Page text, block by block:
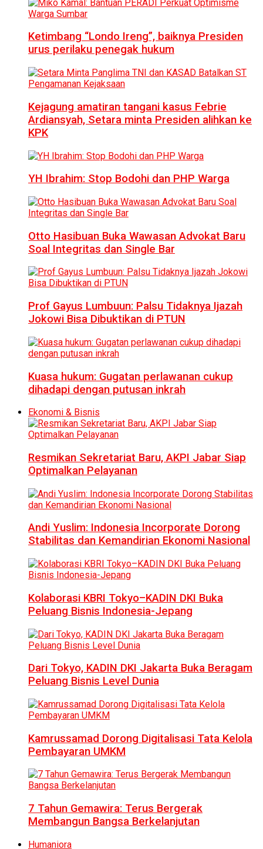
Ketimbang “Londo Ireng”, baiknya Presiden
urus perilaku penegak hukum
Kejagung amatiran tangani kasus Febrie
Ardiansyah, Setara minta Presiden alihkan ke
KPK
YH Ibrahim: Stop Bodohi dan PHP Warga
Otto Hasibuan Buka Wawasan Advokat Baru
Soal Integritas dan Single Bar
Prof Gayus Lumbuun: Palsu Tidaknya Ijazah
Jokowi Bisa Dibuktikan di PTUN
Kuasa hukum: Gugatan perlawanan cukup
dihadapi dengan putusan inkrah
Ekonomi & Bisnis
Resmikan Sekretariat Baru, AKPI Jabar Siap
Optimalkan Pelayanan
Andi Yuslim: Indonesia Incorporate Dorong
Stabilitas dan Kemandirian Ekonomi Nasional
Kolaborasi KBRI Tokyo–KADIN DKI Buka
Peluang Bisnis Indonesia-Jepang
Dari Tokyo, KADIN DKI Jakarta Buka Beragam
Peluang Bisnis Level Dunia
Kamrussamad Dorong Digitalisasi Tata Kelola
Pembayaran UMKM
7 Tahun Gemawira: Terus Bergerak
Membangun Bangsa Berkelanjutan
Humaniora